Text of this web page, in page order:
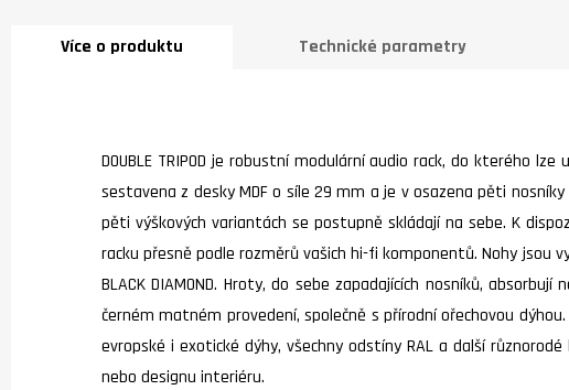
Více o produktu Technické parametry
DOUBLE TRIPOD je robustní modulární audio rack, do kterého
sestavena z desky MDF o síle 29 mm a je v osazena pěti
pěti výškových variantách se postupně skládají na sebe. K
racku přesně podle rozměrů vašich hi-fi komponentů. Nohy jsou
BLACK DIAMOND. Hroty, do sebe zapadajících nosníků,
černém matném provedení, společně s přírodní ořechovou
evropské i exotické dýhy, všechny odstíny RAL a další
nebo designu interiéru.